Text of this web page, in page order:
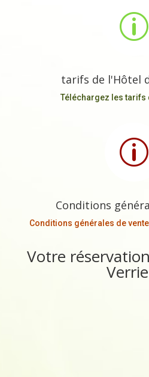
p
tarifs de l'Hôtel
Téléchargez les tarifs
p
Conditions
Conditions générales de
Votre